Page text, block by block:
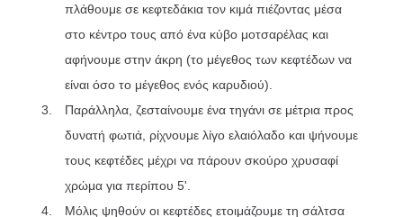
πλάθουμε σε κεφτεδάκια τον κιμά πιέζοντας μέσα
στο κέντρο τους από ένα κύβο μοτσαρέλας και
αφήνουμε στην άκρη (το μέγεθος των κεφτέδων να
είναι όσο το μέγεθος ενός καρυδιού).
Παράλληλα, ζεσταίνουμε ένα τηγάνι σε μέτρια προς
δυνατή φωτιά, ρίχνουμε λίγο ελαιόλαδο και ψήνουμε
τους κεφτέδες μέχρι να πάρουν σκούρο χρυσαφί
χρώμα για περίπου 5'.
Μόλις ψηθούν οι κεφτέδες ετοιμάζουμε τη σάλτσα